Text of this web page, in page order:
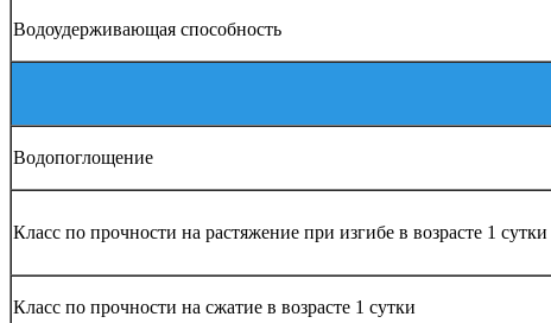
Водоудерживающая способность
Водопоглощение
Класс по прочности на растяжение при изгибе в возрасте 1 сутки
Класс по прочности на сжатие в возрасте 1 сутки